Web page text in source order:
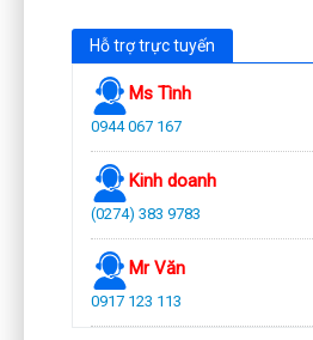
Hỗ trợ trực tuyến
Ms Tình
0944 067 167
Kinh doanh
(0274) 383 9783
Mr Văn
0917 123 113